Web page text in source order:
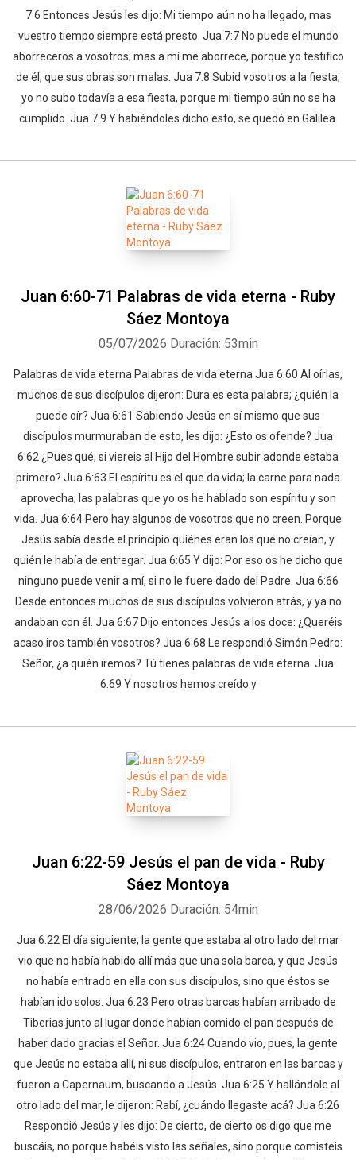
7:6 Entonces Jesús les dijo: Mi tiempo aún no ha llegado, mas
vuestro tiempo siempre está presto. Jua 7:7 No puede el mundo
aborreceros a vosotros; mas a mí me aborrece, porque yo testifico
de él, que sus obras son malas. Jua 7:8 Subid vosotros a la fiesta;
yo no subo todavía a esa fiesta, porque mi tiempo aún no se ha
cumplido. Jua 7:9 Y habiéndoles dicho esto, se quedó en Galilea.
Juan 6:60-71 Palabras de vida eterna - Ruby
Sáez Montoya
05/07/2026 Duración: 53min
Palabras de vida eterna Palabras de vida eterna Jua 6:60 Al oírlas,
muchos de sus discípulos dijeron: Dura es esta palabra; ¿quién la
puede oír? Jua 6:61 Sabiendo Jesús en sí mismo que sus
discípulos murmuraban de esto, les dijo: ¿Esto os ofende? Jua
6:62 ¿Pues qué, si viereis al Hijo del Hombre subir adonde estaba
primero? Jua 6:63 El espíritu es el que da vida; la carne para nada
aprovecha; las palabras que yo os he hablado son espíritu y son
vida. Jua 6:64 Pero hay algunos de vosotros que no creen. Porque
Jesús sabía desde el principio quiénes eran los que no creían, y
quién le había de entregar. Jua 6:65 Y dijo: Por eso os he dicho que
ninguno puede venir a mí, si no le fuere dado del Padre. Jua 6:66
Desde entonces muchos de sus discípulos volvieron atrás, y ya no
andaban con él. Jua 6:67 Dijo entonces Jesús a los doce: ¿Queréis
acaso iros también vosotros? Jua 6:68 Le respondió Simón Pedro:
Señor, ¿a quién iremos? Tú tienes palabras de vida eterna. Jua
6:69 Y nosotros hemos creído y
Juan 6:22-59 Jesús el pan de vida - Ruby
Sáez Montoya
28/06/2026 Duración: 54min
Jua 6:22 El día siguiente, la gente que estaba al otro lado del mar
vio que no había habido allí más que una sola barca, y que Jesús
no había entrado en ella con sus discípulos, sino que éstos se
habían ido solos. Jua 6:23 Pero otras barcas habían arribado de
Tiberias junto al lugar donde habían comido el pan después de
haber dado gracias el Señor. Jua 6:24 Cuando vio, pues, la gente
que Jesús no estaba allí, ni sus discípulos, entraron en las barcas y
fueron a Capernaum, buscando a Jesús. Jua 6:25 Y hallándole al
otro lado del mar, le dijeron: Rabí, ¿cuándo llegaste acá? Jua 6:26
Respondió Jesús y les dijo: De cierto, de cierto os digo que me
buscáis, no porque habéis visto las señales, sino porque comisteis